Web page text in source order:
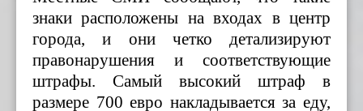
знаки расположены на входах в центр
города, и они четко детализируют
правонарушения и соответствующие
штрафы. Самый высокий штраф в
размере 700 евро накладывается за еду,